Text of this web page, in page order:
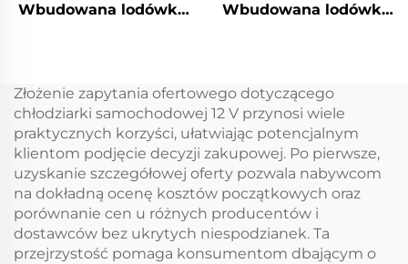
Wbudowana lodówka
Wbudowana lodówka
samochodowa 20L Dc
Mini lodówka
szufladowa
Wbudowana lodówka
Wbudowana lodówka
samochodowa 20L Dc
Mini lodówka
szufladowa
Złożenie zapytania ofertowego dotyczącego
chłodziarki samochodowej 12 V przynosi wiele
praktycznych korzyści, ułatwiając potencjalnym
klientom podjęcie decyzji zakupowej. Po pierwsze,
uzyskanie szczegółowej oferty pozwala nabywcom
na dokładną ocenę kosztów początkowych oraz
porównanie cen u różnych producentów i
dostawców bez ukrytych niespodzianek. Ta
przejrzystość pomaga konsumentom dbającym o